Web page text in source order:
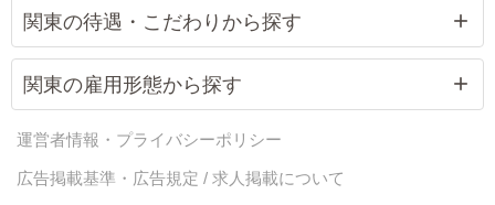
関東の待遇・こだわりから探す
関東の雇用形態から探す
運営者情報・プライバシーポリシー
広告掲載基準・広告規定 / 求人掲載について